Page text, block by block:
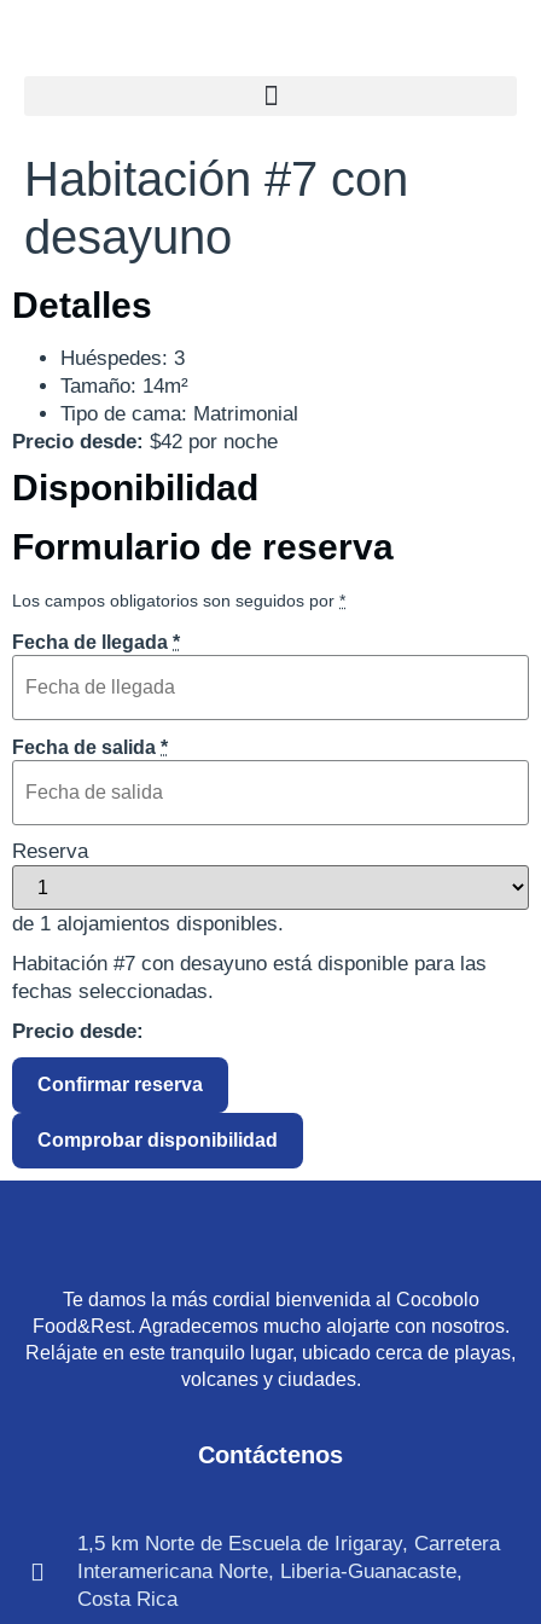
Habitación #7 con
desayuno
Detalles
Huéspedes: 3
Tamaño: 14m²
Tipo de cama: Matrimonial
Precio desde: $42 por noche
Disponibilidad
Formulario de reserva
Los campos obligatorios son seguidos por *
Fecha de llegada *
Fecha de salida *
Reserva
de 1 alojamientos disponibles.
Habitación #7 con desayuno está disponible para las
fechas seleccionadas.
Precio desde:
Te damos la más cordial bienvenida al Cocobolo
Food&Rest. Agradecemos mucho alojarte con nosotros.
Relájate en este tranquilo lugar, ubicado cerca de playas,
volcanes y ciudades.
Contáctenos
1,5 km Norte de Escuela de Irigaray, Carretera
Interamericana Norte, Liberia-Guanacaste,
Costa Rica